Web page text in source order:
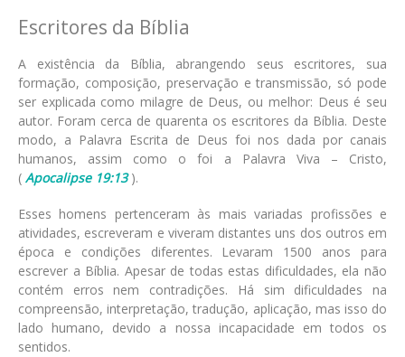
Escritores da Bíblia
A existência da Bíblia, abrangendo seus escritores, sua
formação, composição, preservação e transmissão, só pode
ser explicada como milagre de Deus, ou melhor: Deus é seu
autor. Foram cerca de quarenta os escritores da Bíblia. Deste
modo, a Palavra Escrita de Deus foi nos dada por canais
humanos, assim como o foi a Palavra Viva – Cristo,
( Apocalipse 19:13).
Esses homens pertenceram às mais variadas profissões e
atividades, escreveram e viveram distantes uns dos outros em
época e condições diferentes. Levaram 1500 anos para
escrever a Bíblia. Apesar de todas estas dificuldades, ela não
contém erros nem contradições. Há sim dificuldades na
compreensão, interpretação, tradução, aplicação, mas isso do
lado humano, devido a nossa incapacidade em todos os
sentidos.